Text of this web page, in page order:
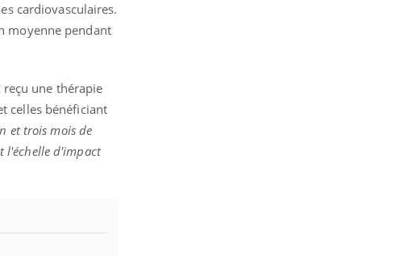
cardiovasculaires.
moyenne pendant
reçu une thérapie
celles bénéficiant
et trois mois de
l'échelle d'impact